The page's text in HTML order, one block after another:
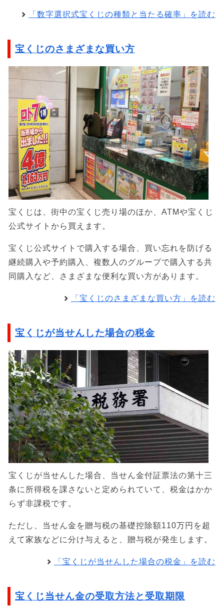
「数字選択式宝くじの種類と当たる確率」を読む
宝くじのさまざまな買い方
宝くじは、街中の宝くじ売り場のほか、ATMや宝くじ
公式サイトから買えます。
宝くじ公式サイトで購入する場合、買い忘れを防げる
継続購入や予約購入、複数人のグループで購入する共
同購入など、さまざまな便利な買い方があります。
「宝くじのさまざまな買い方」を読む
宝くじが当せんした場合の税金
宝くじが当せんした場合、当せん金付証票法の第十三
条に所得税を課さないと定められていて、税金はかか
らず非課税です。
ただし、当せん金を贈与税の基礎控除額110万円を超
えて家族などに分け与えると、贈与税が発生します。
「宝くじが当せんした場合の税金」を読む
宝くじ当せん金の受取方法と受取期限